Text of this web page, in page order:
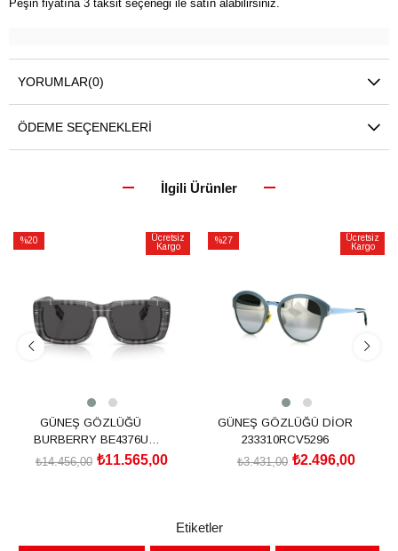
Peşin fiyatına 3 taksit seçeneği ile satın alabilirsiniz.
YORUMLAR(0)
ÖDEME SEÇENEKLERI
İlgili Ürünler
%20
Ücretsiz
Kargo
GÜNEŞ GÖZLÜĞÜ
BURBERRY BE4376U
38048755₺11.565,00
₺14.456,00
%27
Ücretsiz
Kargo
GÜNEŞ GÖZLÜĞÜ DİOR
233310RCV5296
₺2.496,00
₺3.431,00
Etiketler